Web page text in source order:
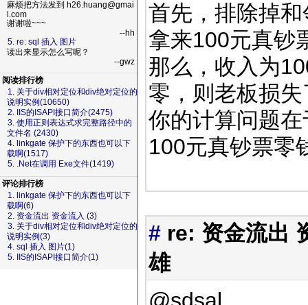
麻烦把方法发到 h26.huang@gmai
l.com
谢谢啦~~~
--hh
5. re: sql 插入 图片
读出来显示怎么写呢？
--gwz
阅读排行榜
1. 关于div相对定位和div绝对定位的
说明实例(10650)
2. IIS的ISAPI接口简介(2475)
3. 使用正则表达式求完整路径中的
文件名 (2430)
4. linkgate 保护下的东西也可以下
载啊(1517)
5. .Net在调用 Exe文件(1419)
评论排行榜
1. linkgate 保护下的东西也可以下
载啊(6)
2. 资金流出 资金流入 (3)
3. 关于div相对定位和div绝对定位的
说明实例(3)
4. sql 插入 图片(1)
5. IIS的ISAPI接口简介(1)
首先，排除掉
拿来100元真钞
那么，收入为
零，则老板损
你的计算问题
100元真钞票
# re: 资金流出
雄